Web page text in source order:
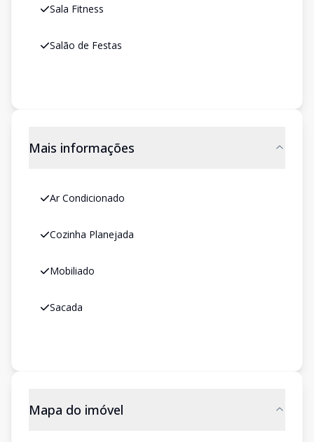
Sala Fitness
Salão de Festas
Mais informações
Ar Condicionado
Cozinha Planejada
Mobiliado
Sacada
Mapa do imóvel